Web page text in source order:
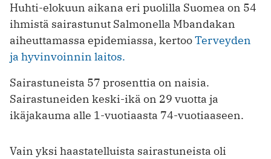
Huhti-elokuun aikana eri puolilla Suomea on 54
ihmistä sairastunut Salmonella Mbandakan
aiheuttamassa epidemiassa, kertooTerveyden
ja hyvinvoinnin laitos.
Sairastuneista 57 prosenttia on naisia.
Sairastuneiden keski-ikä on 29 vuotta ja
ikäjakauma alle 1-vuotiaasta 74-vuotiaaseen.
Vain yksi haastatelluista sairastuneista oli